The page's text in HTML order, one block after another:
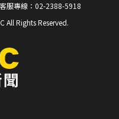
客服專線：02-2388-5918
All Rights Reserved.